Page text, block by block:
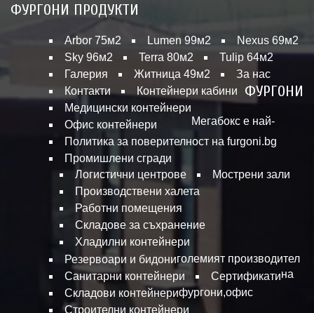
ФУРГОНИ ПРОДУКТИ
Arbor 75м2 Lumen 99м2
Nexus 69м2
Sky 96м2
Terra 80м2
Tulip 64м2
Галерия
Житница 49м2
За нас
Контакти
Контейнери кабини
Медицински контейнери
Офис контейнери
Политика за поверителност на furgoni.bg
Промишлени сгради
Логистични центрове
Мострени зали
Производствени халета
Работни помещения
Складове за съхранение
Хладилни контейнери
Резервоари и бидони
Санитарни контейнери
Сертификати
Складови контейнери
Строителни контейнери
ФУРГОНИ
Мегабокс е най-
големият производител
на
фургони,офис